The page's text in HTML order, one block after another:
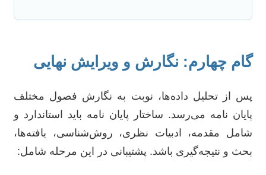
گام چهارم: نگارش و ویرایش نهایی
پس از تحلیل داده‌ها، نوبت به نگارش فصول مختلف
پایان نامه می‌رسد. ساختار پایان نامه باید استاندارد و
شامل مقدمه، ادبیات نظری، روش‌شناسی، یافته‌ها،
بحث و نتیجه‌گیری باشد. پشتیبانی در این مرحله شامل: